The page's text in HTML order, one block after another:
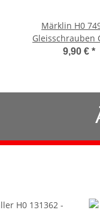
Märklin H0
Gleisschrauben
9,90 €*